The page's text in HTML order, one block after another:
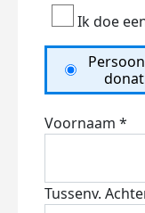
Ik doe
Voornaam *
Tussenv.